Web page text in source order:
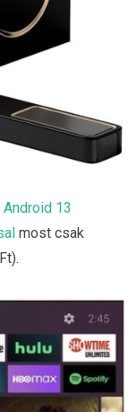
13
most csak